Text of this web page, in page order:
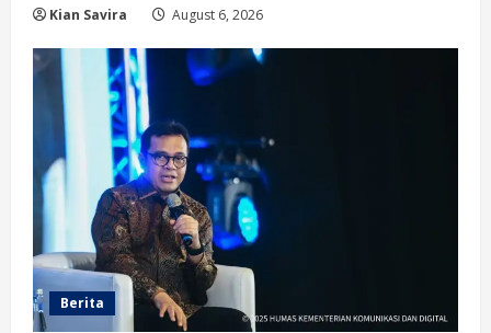
Kian Savira August 6, 2026
Berita